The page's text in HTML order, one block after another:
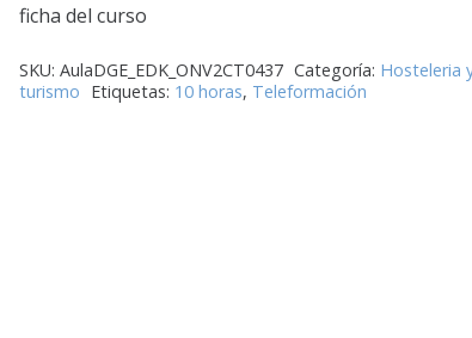
ficha del curso
SKU:AulaDGE_EDK_ONV2CT0437 Categoría: Hosteleria
turismo Etiquetas: 10 horas, Teleformación